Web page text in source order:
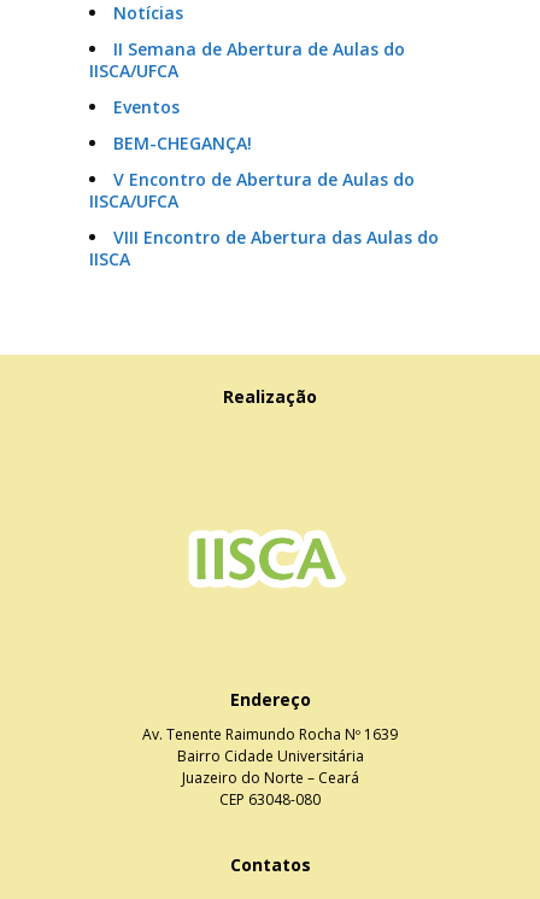
Notícias
II Semana de Abertura de Aulas do
IISCA/UFCA
Eventos
BEM-CHEGANÇA!
V Encontro de Abertura de Aulas do
IISCA/UFCA
VIII Encontro de Abertura das Aulas do
IISCA
Realização
Endereço
Av. Tenente Raimundo Rocha Nº 1639
Bairro Cidade Universitária
Juazeiro do Norte – Ceará
CEP 63048-080
Contatos